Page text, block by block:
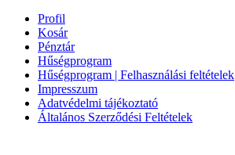
Profil
Kosár
Pénztár
Hűségprogram
Hűségprogram | Felhasználási feltételek
Impresszum
Adatvédelmi tájékoztató
Általános Szerződési Feltételek